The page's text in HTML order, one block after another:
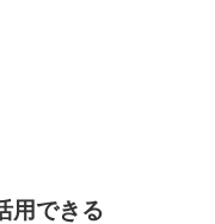
用できる